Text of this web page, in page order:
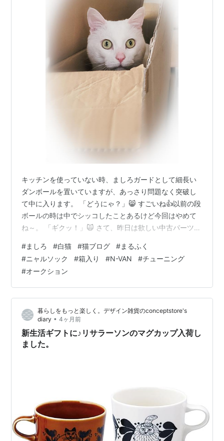
キッチンを使っていない時、ましろガードとして細長い
ダンボールを置いていますが、あっさり問題なく突破し
て中に入ります。 「どうにゃ？」😸 すごいね👍以前の段
ボールの時は中でシッコしたことあるけど今回はやめて
ね～。 「ギクッ！」🙀 さて、昨日は欲しい中古パーツを
だまだ先。N-VAN用ですが性能アップになるはずなので
楽しみだ～👍 ブログランキング参加中！↓ポチっとお願
いします↓にほんブログ村 ↓ ましろのインスタグラム
↓https://www.instagram.com/marufuku300/ ランキン
グ参加中gooからきました
#ましろ #白猫 #猫ブログ #まるふく
#ニャルソック #箱入り #N-VAN #チューニング
#オークション
暮らしをもっと楽しく。デザイン雑貨のconceptstore's
diary • 4ヶ月前
新生活ギフトに♪リサラーソンのマグカップ入荷し
ました。